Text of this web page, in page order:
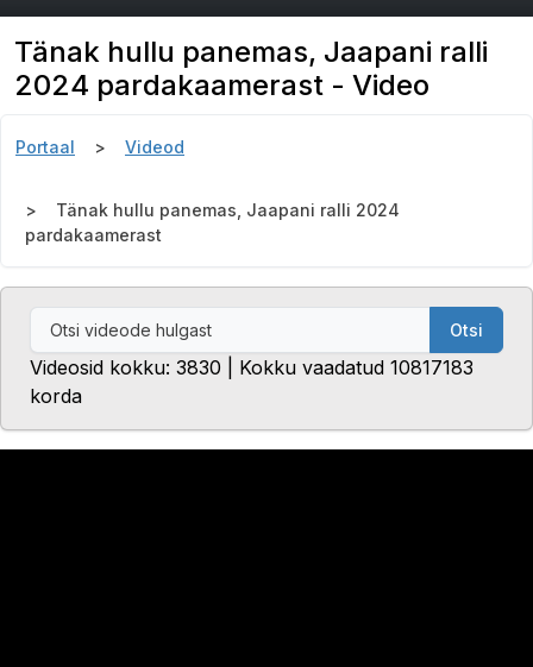
Tänak hullu panemas, Jaapani ralli
2024 pardakaamerast - Video
Portaal Videod
Tänak hullu panemas, Jaapani ralli 2024
pardakaamerast
Otsi
Videosid kokku: 3830 | Kokku vaadatud 10817183
korda